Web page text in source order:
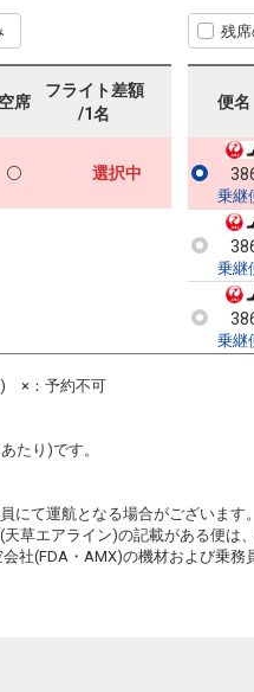
空席
フライト差額
/1名
選択中
残
便名
乗継
乗継
乗継
) ×：予約不可
たり)です。
にて運航となる場合がございます。
草エアライン)の記載がある便
社(FDA・AMX)の機材および乗